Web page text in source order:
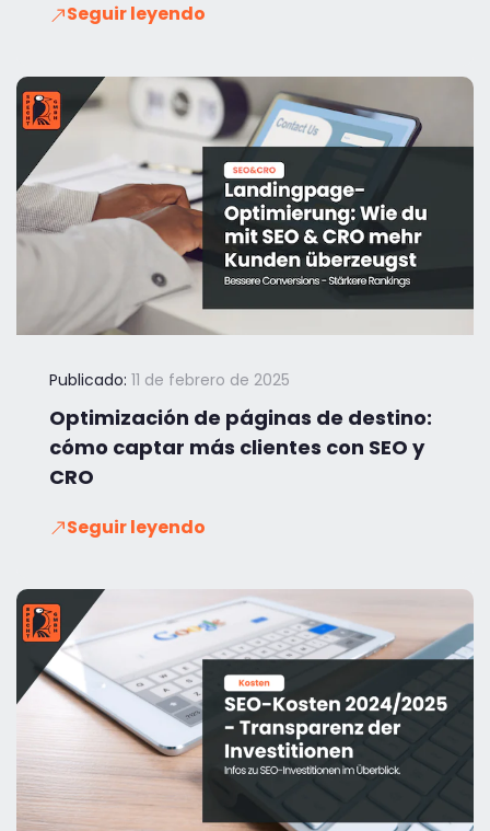
Seguir leyendo
Publicado: 11 de febrero de 2025
Optimización de páginas de destino:
cómo captar más clientes con SEO y
CRO
Seguir leyendo